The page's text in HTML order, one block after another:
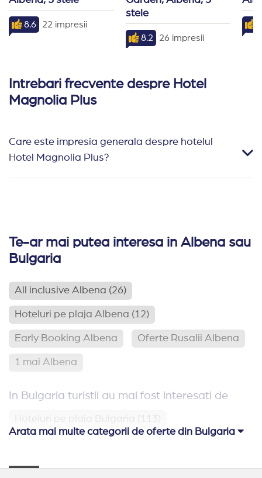
8.6 22 impresii
stele
8.2 26 impresii
Intrebari frecvente despre Hotel
Magnolia Plus
Care este impresia generala despre hotelul
Hotel Magnolia Plus?
Te-ar mai putea interesa in Albena sau
Bulgaria
All inclusive Albena (26)
Hoteluri pe plaja Albena (12)
Early Booking Albena Oferte Rusalii Albena
1 mai Albena
In Bulgaria turistii au mai fost interesati de
Hoteluri pe plaja Bulgaria (113)
Hoteluri aproape de Romania (62)
Arata mai multe categorii de oferte din Bulgaria